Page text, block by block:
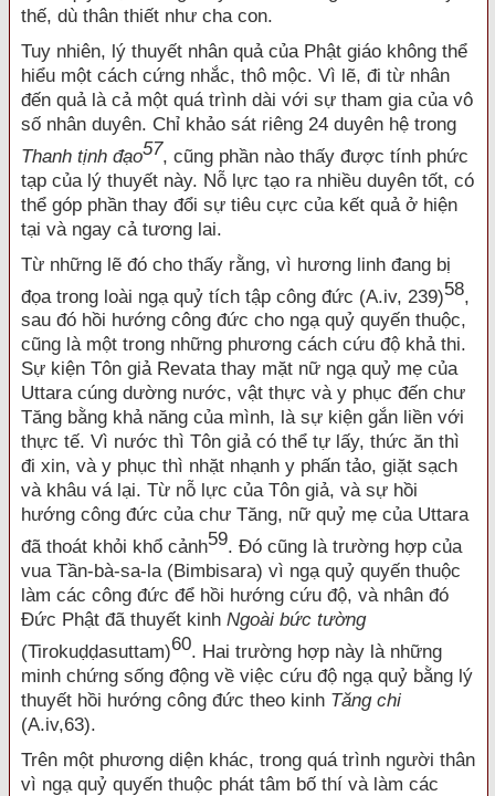
thế, dù thân thiết như cha con.
Tuy nhiên, lý thuyết nhân quả của Phật giáo không thể
hiểu một cách cứng nhắc, thô mộc. Vì lẽ, đi từ nhân
đến quả là cả một quá trình dài với sự tham gia của vô
số nhân duyên. Chỉ khảo sát riêng 24 duyên hệ trong
Thanh tịnh đạo57, cũng phần nào thấy được tính phức
tạp của lý thuyết này. Nỗ lực tạo ra nhiều duyên tốt, có
thể góp phần thay đổi sự tiêu cực của kết quả ở hiện
tại và ngay cả tương lai.
Từ những lẽ đó cho thấy rằng, vì hương linh đang bị
đọa trong loài ngạ quỷ tích tập công đức (A.iv, 239)58,
sau đó hồi hướng công đức cho ngạ quỷ quyến thuộc,
cũng là một trong những phương cách cứu độ khả thi.
Sự kiện Tôn giả Revata thay mặt nữ ngạ quỷ mẹ của
Uttara cúng dường nước, vật thực và y phục đến chư
Tăng bằng khả năng của mình, là sự kiện gắn liền với
thực tế. Vì nước thì Tôn giả có thể tự lấy, thức ăn thì
đi xin, và y phục thì nhặt nhạnh y phấn tảo, giặt sạch
và khâu vá lại. Từ nỗ lực của Tôn giả, và sự hồi
hướng công đức của chư Tăng, nữ quỷ mẹ của Uttara
đã thoát khỏi khổ cảnh59. Đó cũng là trường hợp của
vua Tần-bà-sa-la (Bimbisara) vì ngạ quỷ quyến thuộc
làm các công đức để hồi hướng cứu độ, và nhân đó
Đức Phật đã thuyết kinh Ngoài bức tường
(Tirokuḍḍasuttam)60. Hai trường hợp này là những
minh chứng sống động về việc cứu độ ngạ quỷ bằng lý
thuyết hồi hướng công đức theo kinh Tăng chi
(A.iv,63).
Trên một phương diện khác, trong quá trình người thân
vì ngạ quỷ quyến thuộc phát tâm bố thí và làm các